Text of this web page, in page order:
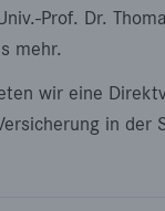
Prof. Dr.
mehr.
wir eine
in der